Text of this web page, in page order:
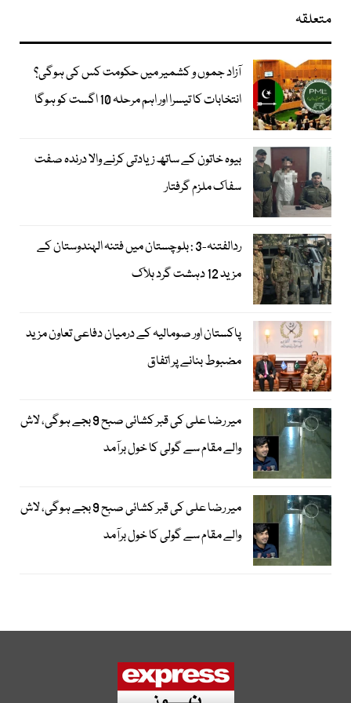
متعلقہ
آزاد جموں و کشمیر میں حکومت کس کی ہوگی؟
انتخابات کا تیسرا اور اہم مرحلہ 10 اگست کو ہوگا
بیوہ خاتون کے ساتھ زیادتی کرنے والا درندہ صفت
سفاک ملزم گرفتار
ردالفتنہ-3 : بلوچستان میں فتنہ الہندوستان کے
مزید 12 دہشت گرد ہلاک
پاکستان اور صومالیہ کے درمیان دفاعی تعاون مزید
مضبوط بنانے پر اتفاق
میر رضا علی کی قبر کشائی صبح 9 بجے ہوگی، لاش
والے مقام سے گولی کا خول برآمد
میر رضا علی کی قبر کشائی صبح 9 بجے ہوگی، لاش
والے مقام سے گولی کا خول برآمد